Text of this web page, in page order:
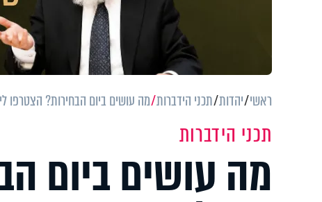
ראשי יהדות תכני הידברות מה עושים ביום הבחירות? הצטרפו
תכני הידברות
מה עושים ביום